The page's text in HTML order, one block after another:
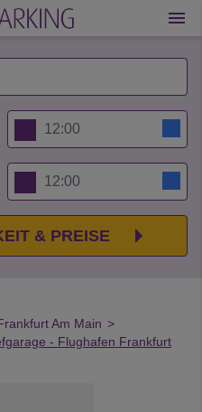
Am Main >
- Flughafen Frankfurt
& PREISE